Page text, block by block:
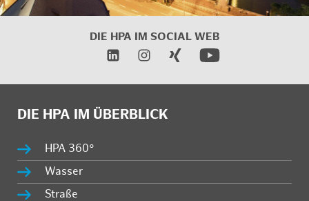
DIE HPA IM SOCIAL WEB
DIE HPA IM ÜBERBLICK
HPA 360°
Wasser
Straße